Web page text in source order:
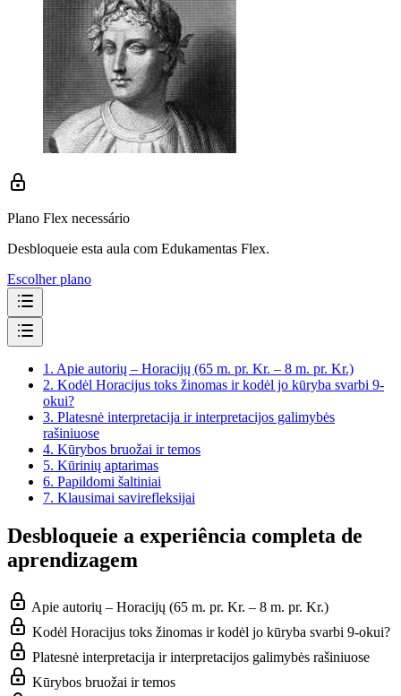
Plano Flex necessário
Desbloqueie esta aula com Edukamentas Flex.
Escolher plano
1. Apie autorių – Horacijų (65 m. pr. Kr. – 8 m. pr. Kr.)
2. Kodėl Horacijus toks žinomas ir kodėl jo kūryba svarbi 9-
okui?
3. Platesnė interpretacija ir interpretacijos galimybės
rašiniuose
4. Kūrybos bruožai ir temos
5. Kūrinių aptarimas
6. Papildomi šaltiniai
7. Klausimai savirefleksijai
Desbloqueie a experiência completa de
aprendizagem
Apie autorių – Horacijų (65 m. pr. Kr. – 8 m. pr. Kr.)
Kodėl Horacijus toks žinomas ir kodėl jo kūryba svarbi 9-okui?
Platesnė interpretacija ir interpretacijos galimybės rašiniuose
Kūrybos bruožai ir temos